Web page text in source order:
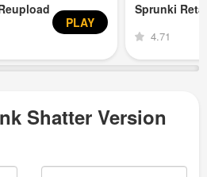
PLAY
Sprunki
4.71
Shatter Version